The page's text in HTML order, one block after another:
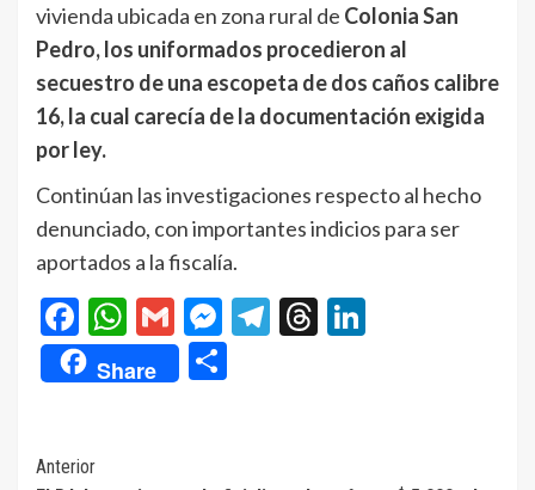
vivienda ubicada en zona rural de Colonia San
Pedro, los uniformados procedieron al
secuestro de una escopeta de dos caños calibre
16, la cual carecía de la documentación exigida
por ley.
Continúan las investigaciones respecto al hecho
denunciado, con importantes indicios para ser
aportados a la fiscalía.
Facebook
WhatsApp
GmailMessenger
Telegram
Threads
Share
Navegación
Anterior